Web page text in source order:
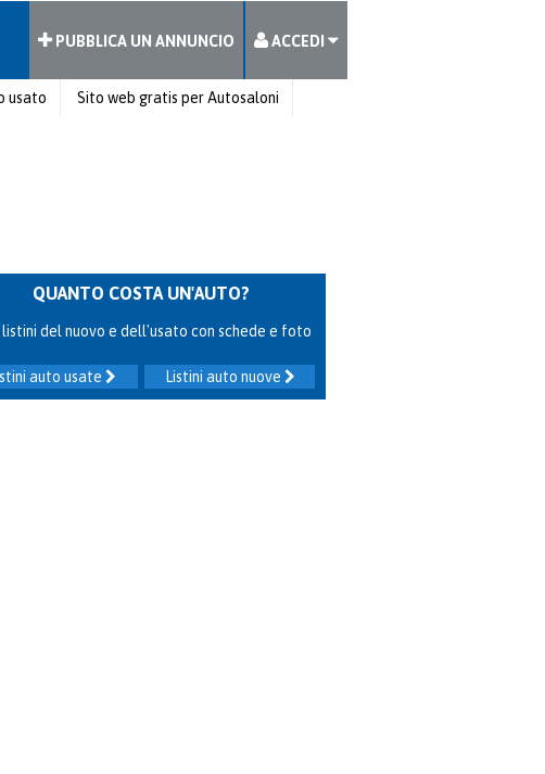
PUBBLICA UN ANNUNCIO ACCEDI
usato Sito web gratis per Autosaloni
QUANTO COSTA UN'AUTO?
listini del nuovo e dell'usato con schede e foto
Listini auto nuove
auto usate